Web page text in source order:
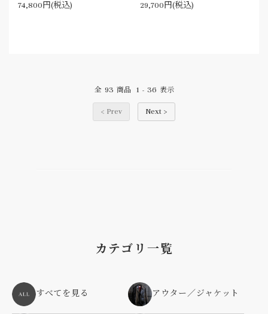
74,800円(税込) 29,700円(税込)
全 93 商品 1 - 36 表示
< Prev Next >
カテゴリ一覧
すべてを見る アウター／ジャケット